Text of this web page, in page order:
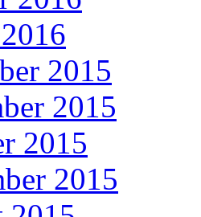
2015
2015
2015
2015